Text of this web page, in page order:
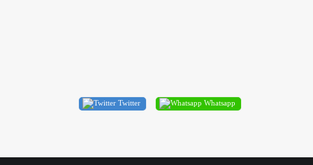
Twitter Whatsapp